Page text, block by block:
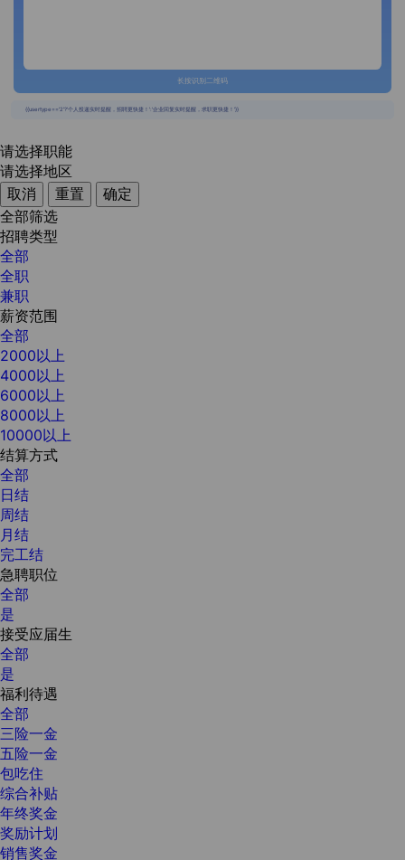
长按识别二维码
{{usertype=='2'?'个人投递实时提醒，招聘更快捷！':'企业回复实时提醒，求职更快捷！'}}
请选择职能
请选择地区
取消
重置
确定
全部筛选
招聘类型
全部
全职
兼职
薪资范围
全部
2000以上
4000以上
6000以上
8000以上
10000以上
结算方式
全部
日结
周结
月结
完工结
急聘职位
全部
是
接受应届生
全部
是
福利待遇
全部
三险一金
五险一金
包吃住
综合补贴
年终奖金
奖励计划
销售奖金